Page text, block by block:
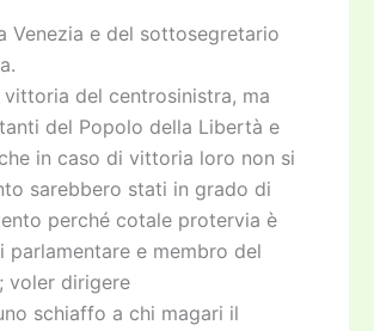
Venezia e del sottosegretario
del centrosinistra, ma
del Popolo della Libertà e
in caso di vittoria loro non si
sarebbero stati in grado di
perché cotale protervia è
e membro del
voler dirigere
schiaffo a chi magari il